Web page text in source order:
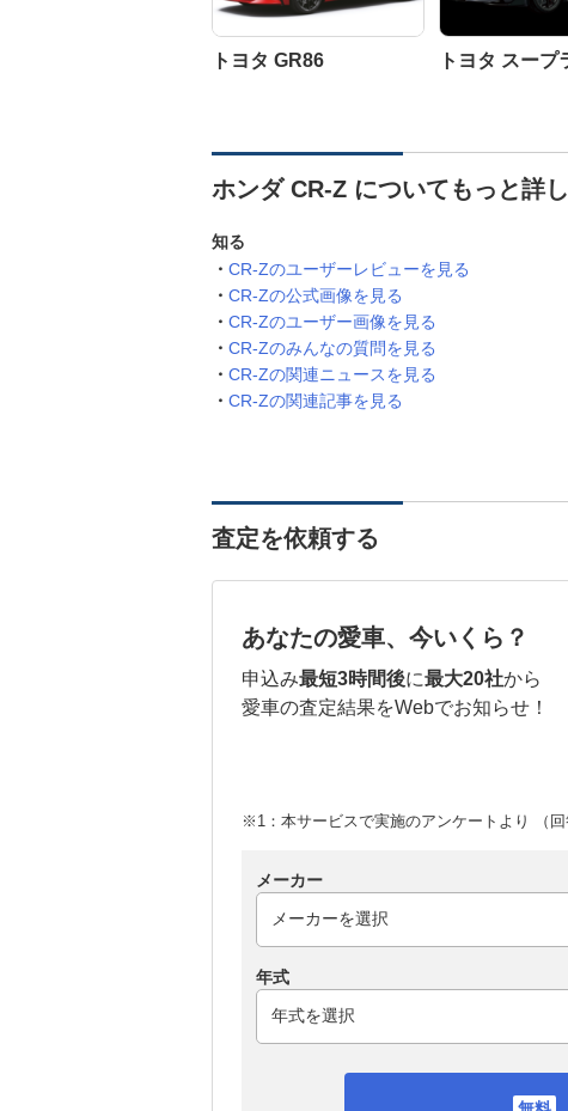
トヨタ GR86 トヨタ スープ
ホンダ CR-Z についてもっと詳し
知る
CR-Zのユーザーレビューを見る
CR-Zの公式画像を見る
CR-Zのユーザー画像を見る
CR-Zのみんなの質問を見る
CR-Zの関連ニュースを見る
CR-Zの関連記事を見る
査定を依頼する
あなたの愛車、今いくら？
申込み最短3時間後に最大20社から
愛車の査定結果をWebでお知らせ！
※1：本サービスで実施のアンケートより （回
メーカー
年式